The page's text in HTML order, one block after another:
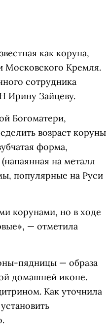
как коруна,
Московского Кремля.
сотрудника
Ирину Зайцеву.
Богоматери,
возраст коруны
форма,
на металл
популярные на Руси
корунами, но в ходе
— отметила
пядницы — образа
домашней иконе.
Как уточнила